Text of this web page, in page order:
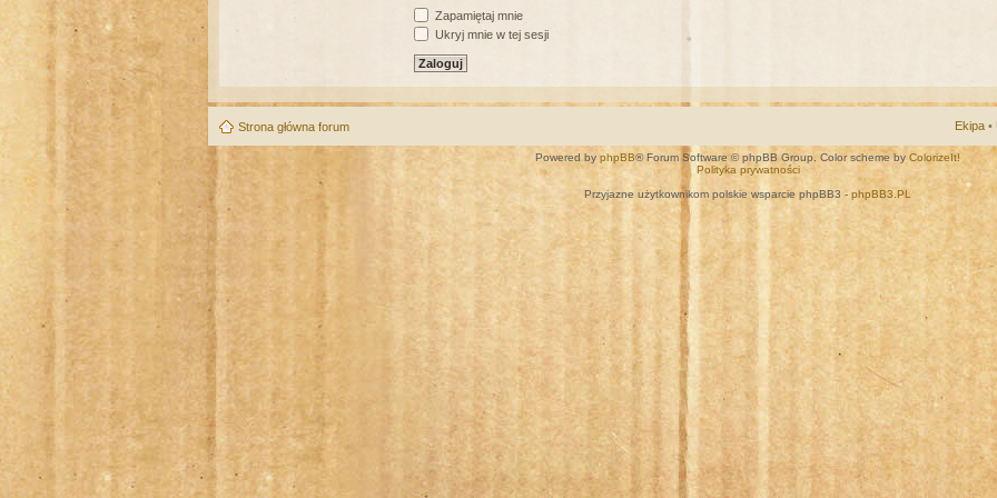
Zapamiętaj mnie
Ukryj mnie w tej sesji
Strona główna forum Ekipa •
Powered by phpBB® Forum Software © phpBB Group. Color scheme by ColorizeIt!
Polityka prywatności
Przyjazne użytkownikom polskie wsparcie phpBB3 - phpBB3.PL